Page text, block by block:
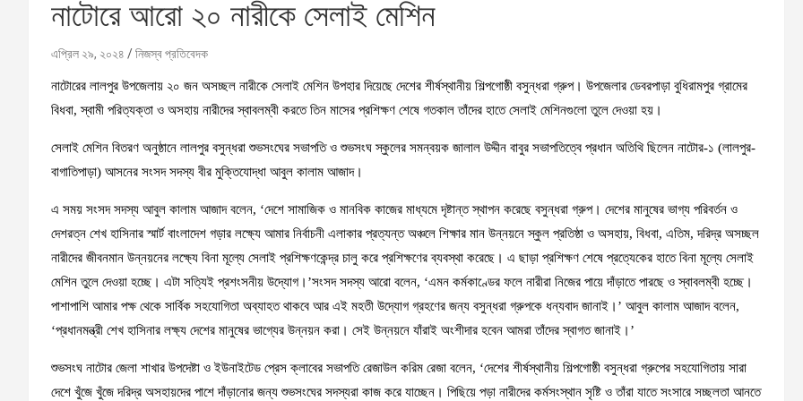
নাটোরে আরো ২০ নারীকে সেলাই মেশিন
এপ্রিল ২৯, ২০২৪ নিজস্ব প্রতিবেদক
নাটোরের লালপুর উপজেলায় ২০ জন অসচ্ছল নারীকে সেলাই মেশিন উপহার দিয়েছে দেশের শীর্ষস্থানীয় শিল্পগোষ্ঠী বসুন্ধরা গ্রুপ। উপজেলার ডেবরপাড়া বুধিরামপুর গ্রামের
বিধবা, স্বামী পরিত্যক্তা ও অসহায় নারীদের স্বাবলম্বী করতে তিন মাসের প্রশিক্ষণ শেষে গতকাল তাঁদের হাতে সেলাই মেশিনগুলো তুলে দেওয়া হয়।
সেলাই মেশিন বিতরণ অনুষ্ঠানে লালপুর বসুন্ধরা শুভসংঘের সভাপতি ও শুভসংঘ স্কুলের সমন্বয়ক জালাল উদ্দীন বাবুর সভাপতিত্বে প্রধান অতিথি ছিলেন নাটোর-১ (লালপুর-
বাগাতিপাড়া) আসনের সংসদ সদস্য বীর মুক্তিযোদ্ধা আবুল কালাম আজাদ।
এ সময় সংসদ সদস্য আবুল কালাম আজাদ বলেন, ‘দেশে সামাজিক ও মানবিক কাজের মাধ্যমে দৃষ্টান্ত স্থাপন করেছে বসুন্ধরা গ্রুপ। দেশের মানুষের ভাগ্য পরিবর্তন ও
দেশরত্ন শেখ হাসিনার স্মার্ট বাংলাদেশ গড়ার লক্ষ্যে আমার নির্বাচনী এলাকার প্রত্যন্ত অঞ্চলে শিক্ষার মান উন্নয়নে স্কুল প্রতিষ্ঠা ও অসহায়, বিধবা, এতিম, দরিদ্র অসচ্ছল
নারীদের জীবনমান উন্নয়নের লক্ষ্যে বিনা মূল্যে সেলাই প্রশিক্ষণকেন্দ্র চালু করে প্রশিক্ষণের ব্যবস্থা করেছে। এ ছাড়া প্রশিক্ষণ শেষে প্রত্যেকের হাতে বিনা মূল্যে সেলাই
মেশিন তুলে দেওয়া হচ্ছে। এটা সত্যিই প্রশংসনীয় উদ্যোগ।’সংসদ সদস্য আরো বলেন, ‘এমন কর্মকাণ্ডের ফলে নারীরা নিজের পায়ে দাঁড়াতে পারছে ও স্বাবলম্বী হচ্ছে।
পাশাপাশি আমার পক্ষ থেকে সার্বিক সহযোগিতা অব্যাহত থাকবে আর এই মহতী উদ্যোগ গ্রহণের জন্য বসুন্ধরা গ্রুপকে ধন্যবাদ জানাই।’ আবুল কালাম আজাদ বলেন,
‘প্রধানমন্ত্রী শেখ হাসিনার লক্ষ্য দেশের মানুষের ভাগ্যের উন্নয়ন করা। সেই উন্নয়নে যাঁরাই অংশীদার হবেন আমরা তাঁদের স্বাগত জানাই।’
শুভসংঘ নাটোর জেলা শাখার উপদেষ্টা ও ইউনাইটেড প্রেস ক্লাবের সভাপতি রেজাউল করিম রেজা বলেন, ‘দেশের শীর্ষস্থানীয় শিল্পগোষ্ঠী বসুন্ধরা গ্রুপের সহযোগিতায় সারা
দেশে খুঁজে খুঁজে দরিদ্র অসহায়দের পাশে দাঁড়ানোর জন্য শুভসংঘের সদস্যরা কাজ করে যাচ্ছেন। পিছিয়ে পড়া নারীদের কর্মসংস্থান সৃষ্টি ও তাঁরা যাতে সংসারে সচ্ছলতা আনতে